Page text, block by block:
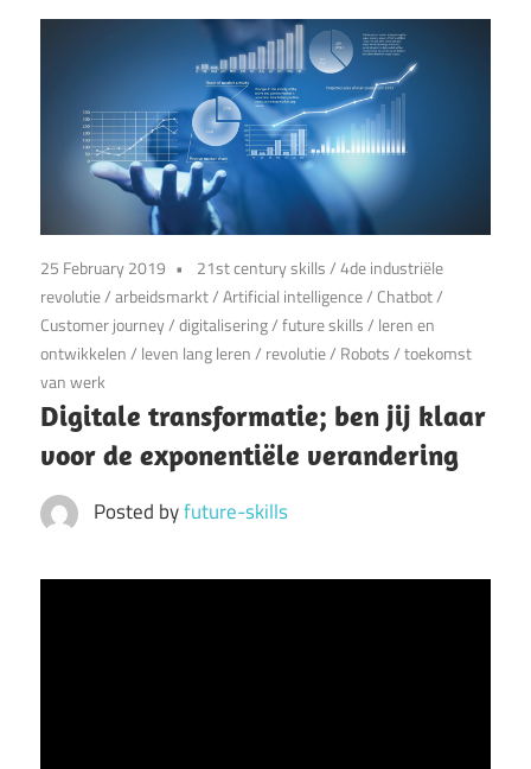
25 February 2019 21st century skills/4de industriële
revolutie/arbeidsmarkt/Artificial intelligence/ Chatbot/
Customer journey/digitalisering/future skills/ leren en
ontwikkelen/ leven lang leren/ revolutie/ Robots/toekomst
van werk
Digitale transformatie; ben jij klaar
voor de exponentiële verandering
Posted byfuture-skills